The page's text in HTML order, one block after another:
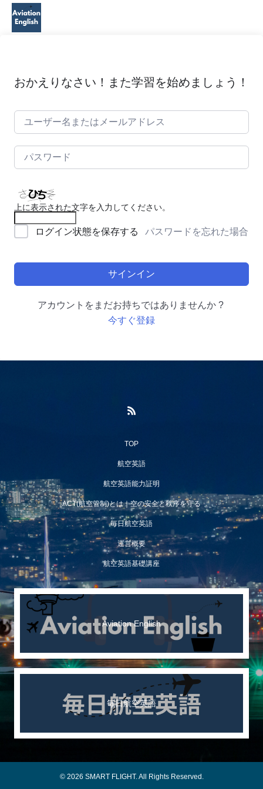
おかえりなさい！また学習を始めましょう！
上に表示された文字を入力してください。
ログイン状態を保存する パスワードを忘れた場合
サインイン
アカウントをまだお持ちではありませんか ?
今すぐ登録
TOP
航空英語
航空英語能力証明
ACT(航空管制)とは｜空の安全と秩序を守る
毎日航空英語
運営概要
航空英語基礎講座
Aviation English
毎日航空英語
© 2026 SMART FLIGHT. All Rights Reserved.